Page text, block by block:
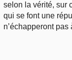
selon la vérité, sur
qui se font une
n’échapperont pas